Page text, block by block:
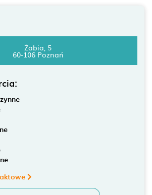
Żabia, 5
60-106 Poznań